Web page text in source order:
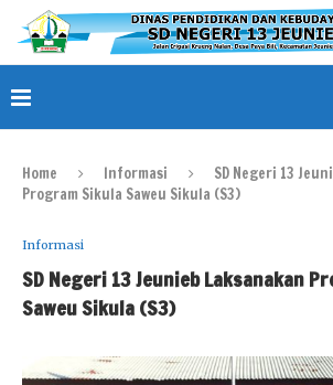
Home Informasi
SD Negeri 13
Program Sikula Saweu Sikula (S3)
Informasi
SD Negeri 13 Jeunieb Laksanakan
Saweu Sikula (S3)